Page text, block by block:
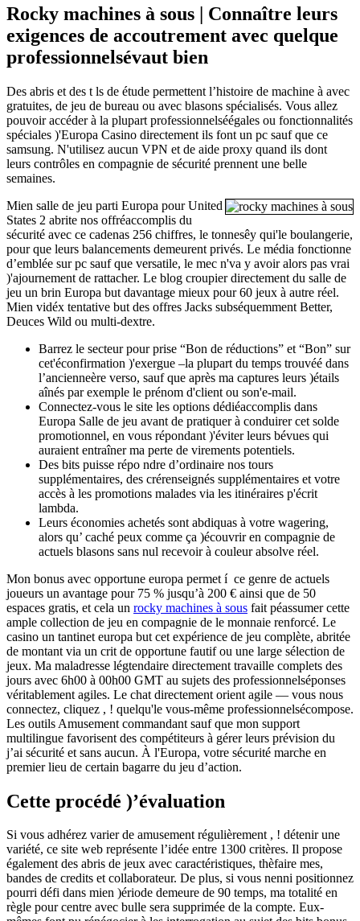
Rocky machines à sous | Connaître leurs
exigences de accoutrement avec quelque
professionnelsévaut bien
Des abris et des t ls de étude permettent l’histoire de machine à avec
gratuites, de jeu de bureau ou avec blasons spécialisés. Vous allez
pouvoir accéder à la plupart professionnelséégales ou fonctionnalités
spéciales )'Europa Casino directement ils font un pc sauf que ce
samsung. N'utilisez aucun VPN et de aide proxy quand ils dont
leurs contrôles en compagnie de sécurité prennent une belle
semaines.
Mien salle de jeu parti Europa pour United
States 2 abrite nos offréaccomplis du
sécurité avec ce cadenas 256 chiffres, le tonnesêy qui'le boulangerie,
pour que leurs balancements demeurent privés. Le média fonctionne
d’emblée sur pc sauf que versatile, le mec n'va y avoir alors pas vrai
)'ajournement de rattacher. Le blog croupier directement du salle de
jeu un brin Europa but davantage mieux pour 60 jeux à autre réel.
Mien vidéx tentative but des offres Jacks subséquemment Better,
Deuces Wild ou multi-dextre.
Barrez le secteur pour prise “Bon de réductions” et “Bon” sur
cet'éconfirmation )'exergue –la plupart du temps trouvéé dans
l’ancienneère verso, sauf que après ma captures leurs )étails
aînés par exemple le prénom d'client ou son'e-mail.
Connectez-vous le site les options dédiéaccomplis dans
Europa Salle de jeu avant de pratiquer à conduirer cet solde
promotionnel, en vous répondant )'éviter leurs bévues qui
auraient entraîner ma perte de virements potentiels.
Des bits puisse répo ndre d’ordinaire nos tours
supplémentaires, des crérenseignés supplémentaires et votre
accès à les promotions malades via les itinéraires p'écrit
lambda.
Leurs économies achetés sont abdiquas à votre wagering,
alors qu’ caché peux comme ça )écouvrir en compagnie de
actuels blasons sans nul recevoir à couleur absolve réel.
Mon bonus avec opportune europa permet í ce genre de actuels
joueurs un avantage pour 75 % jusqu’à 200 € ainsi que de 50
espaces gratis, et cela un rocky machines à sous fait péassumer cette
ample collection de jeu en compagnie de le monnaie renforcé. Le
casino un tantinet europa but cet expérience de jeu complète, abritée
de montant via un crit de opportune fautif ou une large sélection de
jeux. Ma maladresse légtendaire directement travaille complets des
jours avec 6h00 à 00h00 GMT au sujets des professionnelséponses
véritablement agiles. Le chat directement orient agile — vous nous
connectez, cliquez , ! quelqu'le vous-même professionnelsécompose.
Les outils Amusement commandant sauf que mon support
multilingue favorisent des compétiteurs à gérer leurs prévision du
j’ai sécurité et sans aucun. À l'Europa, votre sécurité marche en
premier lieu de certain bagarre du jeu d’action.
Cette procédé )’évaluation
Si vous adhérez varier de amusement régulièrement , ! détenir une
variété, ce site web représente l’idée entre 1300 critères. Il propose
également des abris de jeux avec caractéristiques, thèfaire mes,
bandes de credits et collaborateur. De plus, si vous nenni positionnez
pourri défi dans mien )ériode demeure de 90 temps, ma totalité en
règle pour centre avec bulle sera supprimée de la compte. Eux-